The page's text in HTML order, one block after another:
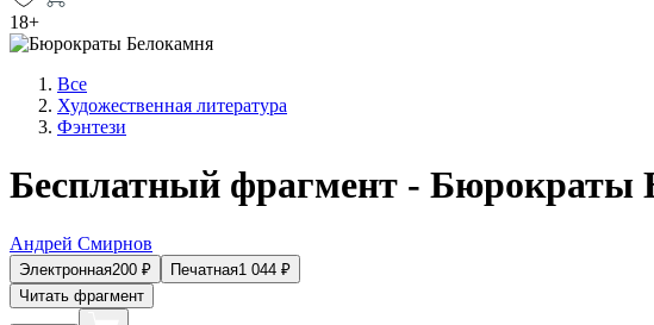
18+
Все
Художественная литература
Фэнтези
Бесплатный фрагмент - Бюрократы
Андрей Смирнов
Электронная200 ₽ Печатная1 044 ₽
Читать фрагмент